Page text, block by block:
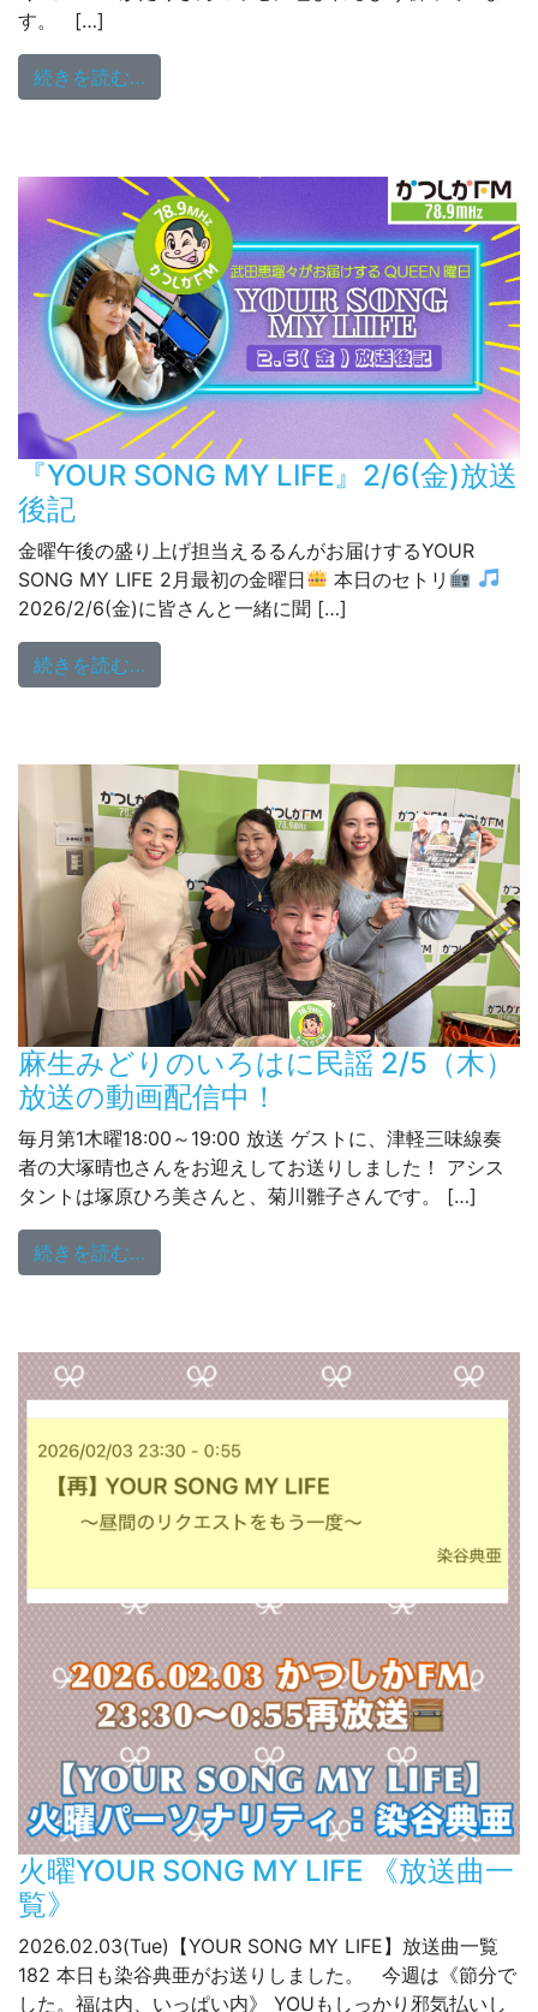
す。 […]
続きを読む…
『YOUR SONG MY LIFE』2/6(金)放送
後記
金曜午後の盛り上げ担当えるるんがお届けするYOUR
SONG MY LIFE 2月最初の金曜日
本日のセトリ
2026/2/6(金)に皆さんと一緒に聞 […]
続きを読む…
麻生みどりのいろはに民謡 2/5（木）
放送の動画配信中！
毎月第1木曜18:00～19:00 放送 ゲストに、津軽三味線奏
者の大塚晴也さんをお迎えしてお送りしました！ アシス
タントは塚原ひろ美さんと、菊川雛子さんです。 […]
続きを読む…
火曜YOUR SONG MY LIFE 《放送曲一
覧》
2026.02.03(Tue)【YOUR SONG MY LIFE】放送曲一覧
182 本日も染谷典亜がお送りしました。 今週は《節分で
した。福は内、いっぱい内》 YOUもしっかり邪気払いし